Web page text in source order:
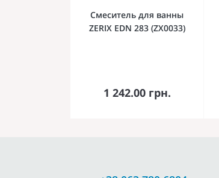
Смеситель для ванны
ZERIX EDN 283 (ZX0033)
1 242.00 грн.
В корзину